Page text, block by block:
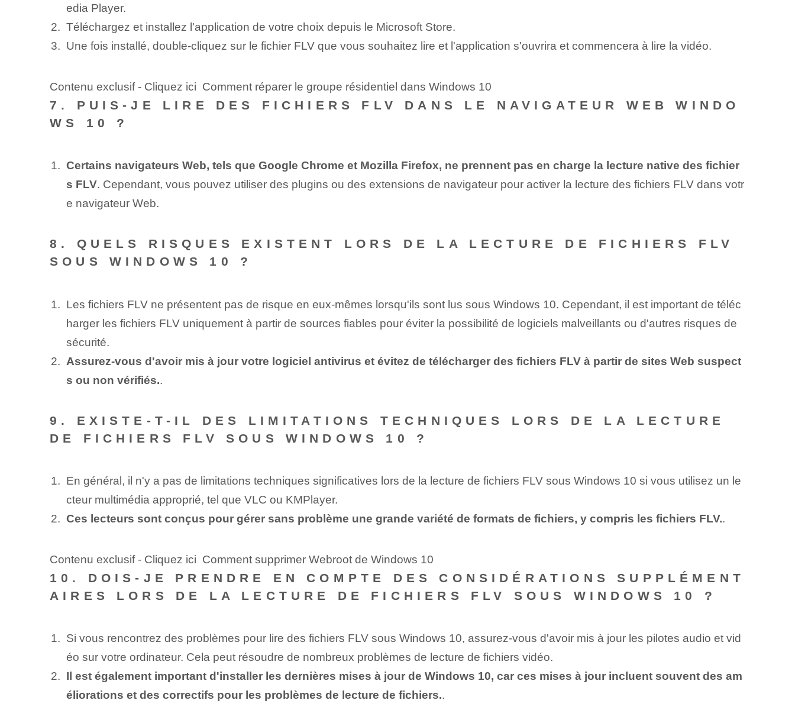
edia Player.
Téléchargez et installez l'application de votre choix depuis le Microsoft Store.
Une fois installé, double-cliquez sur le fichier FLV que vous souhaitez lire et l'application s'ouvrira et commencera à lire la vidéo.
Contenu exclusif - Cliquez ici Comment réparer le groupe résidentiel dans Windows 10
7. PUIS-JE LIRE DES FICHIERS FLV DANS LE NAVIGATEUR WEB WINDO
WS 10 ?
Certains navigateurs Web, tels que Google Chrome et Mozilla Firefox, ne prennent pas en charge la lecture native des fichier
s FLV. Cependant, vous pouvez utiliser des plugins ou des extensions de navigateur pour activer la lecture des fichiers FLV dans votr
e navigateur Web.
8. QUELS RISQUES EXISTENT LORS DE LA LECTURE DE FICHIERS FLV
SOUS WINDOWS 10 ?
Les fichiers FLV ne présentent pas de risque en eux-mêmes lorsqu'ils sont lus sous Windows 10. Cependant, il est important de téléc
harger les fichiers FLV uniquement à partir de sources fiables pour éviter la possibilité de logiciels malveillants ou d'autres risques de
sécurité.
Assurez-vous d'avoir mis à jour votre logiciel antivirus et évitez de télécharger des fichiers FLV à partir de sites Web suspect
s ou non vérifiés..
9. EXISTE-T-IL DES LIMITATIONS TECHNIQUES LORS DE LA LECTURE
DE FICHIERS FLV SOUS WINDOWS 10 ?
En général, il n'y a pas de limitations techniques significatives lors de la lecture de fichiers FLV sous Windows 10 si vous utilisez un le
cteur multimédia approprié, tel que VLC ou KMPlayer.
Ces lecteurs sont conçus pour gérer sans problème une grande variété de formats de fichiers, y compris les fichiers FLV..
Contenu exclusif - Cliquez ici Comment supprimer Webroot de Windows 10
10. DOIS-JE PRENDRE EN COMPTE DES CONSIDÉRATIONS SUPPLÉMENT
AIRES LORS DE LA LECTURE DE FICHIERS FLV SOUS WINDOWS 10 ?
Si vous rencontrez des problèmes pour lire des fichiers FLV sous Windows 10, assurez-vous d'avoir mis à jour les pilotes audio et vid
éo sur votre ordinateur. Cela peut résoudre de nombreux problèmes de lecture de fichiers vidéo.
Il est également important d'installer les dernières mises à jour de Windows 10, car ces mises à jour incluent souvent des am
éliorations et des correctifs pour les problèmes de lecture de fichiers..